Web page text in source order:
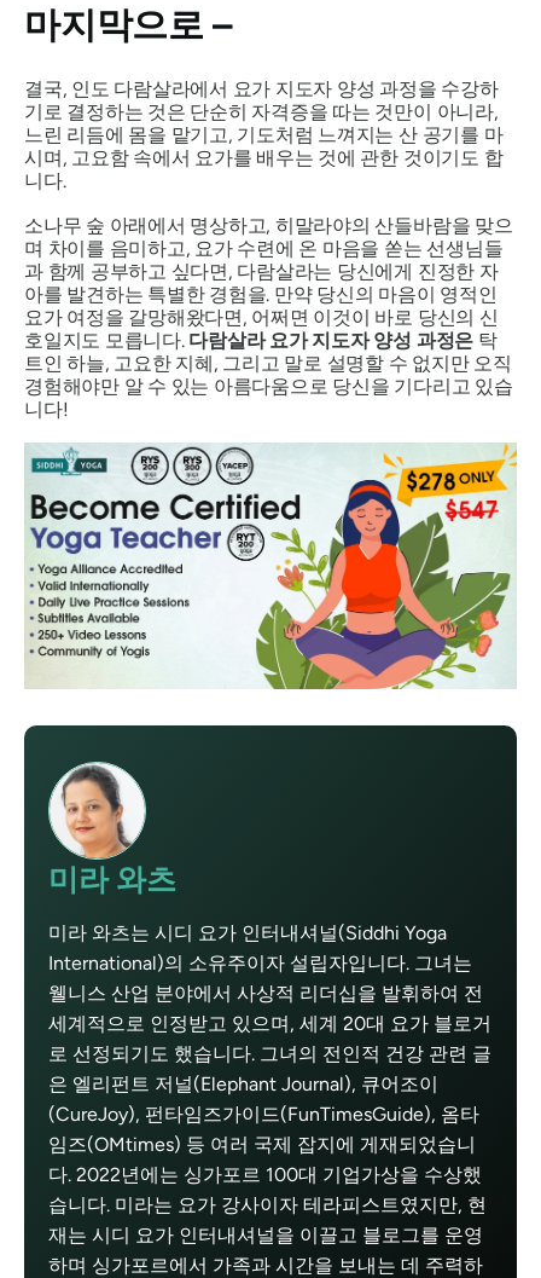
마지막으로 –
결국, 인도 다람살라에서 요가 지도자 양성 과정을 수강하
기로 결정하는 것은 단순히 자격증을 따는 것만이 아니라,
느린 리듬에 몸을 맡기고, 기도처럼 느껴지는 산 공기를 마
시며, 고요함 속에서 요가를 배우는 것에 관한 것이기도 합
니다.
소나무 숲 아래에서 명상하고, 히말라야의 산들바람을 맞으
며 차이를 음미하고, 요가 수련에 온 마음을 쏟는 선생님들
과 함께 공부하고 싶다면, 다람살라는 당신에게 진정한 자
아를 발견하는 특별한 경험을. 만약 당신의 마음이 영적인
요가 여정을 갈망해왔다면, 어쩌면 이것이 바로 당신의 신
호일지도 모릅니다. 다람살라 요가 지도자 양성 과정은 탁
트인 하늘, 고요한 지혜, 그리고 말로 설명할 수 없지만 오직
경험해야만 알 수 있는 아름다움으로 당신을 기다리고 있습
니다!
미라 와츠
미라 와츠는 시디 요가 인터내셔널(Siddhi Yoga
International)의 소유주이자 설립자입니다. 그녀는
웰니스 산업 분야에서 사상적 리더십을 발휘하여 전
세계적으로 인정받고 있으며, 세계 20대 요가 블로거
로 선정되기도 했습니다. 그녀의 전인적 건강 관련 글
은 엘리펀트 저널(Elephant Journal), 큐어조이
(CureJoy), 펀타임즈가이드(FunTimesGuide), 옴타
임즈(OMtimes) 등 여러 국제 잡지에 게재되었습니
다. 2022년에는 싱가포르 100대 기업가상을 수상했
습니다. 미라는 요가 강사이자 테라피스트였지만, 현
재는 시디 요가 인터내셔널을 이끌고 블로그를 운영
하며 싱가포르에서 가족과 시간을 보내는 데 주력하